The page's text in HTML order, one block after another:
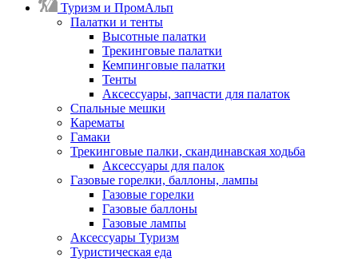
Туризм и ПромАльп
Палатки и тенты
Высотные палатки
Трекинговые палатки
Кемпинговые палатки
Тенты
Аксессуары, запчасти для палаток
Спальные мешки
Карематы
Гамаки
Трекинговые палки, скандинавская ходьба
Аксессуары для палок
Газовые горелки, баллоны, лампы
Газовые горелки
Газовые баллоны
Газовые лампы
Аксессуары Туризм
Туристическая еда